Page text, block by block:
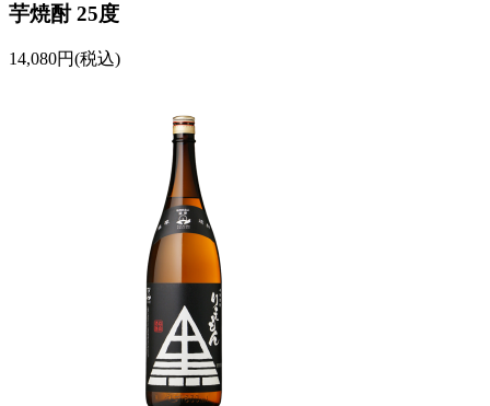
芋焼酎 25度
14,080円(税込)